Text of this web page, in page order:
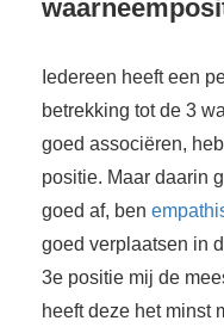
Iedereen heeft een
betrekking tot de 3
goed associëren,
positie. Maar daarin
goed af, ben
goed verplaatsen in
3e positie mij de
heeft deze het minst